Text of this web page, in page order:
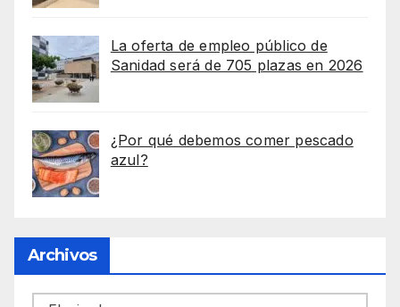
La oferta de empleo público de
Sanidad será de 705 plazas en 2026
¿Por qué debemos comer pescado
azul?
Archivos